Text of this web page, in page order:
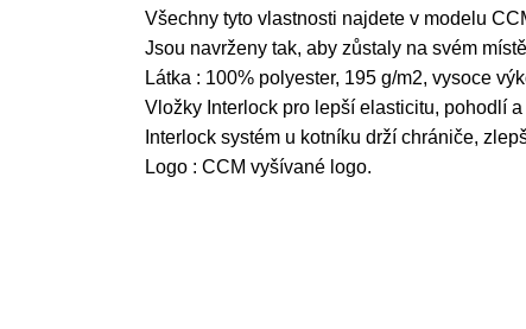
Všechny tyto vlastnosti najdete v modelu
Jsou navrženy tak, aby zůstaly na svém
Látka : 100% polyester, 195 g/m2, vysoce
Vložky Interlock pro lepší elasticitu, pohodlí
Interlock systém u kotníku drží chrániče,
Logo : CCM vyšívané logo.